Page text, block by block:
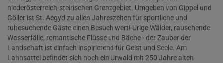
niederösterreich-steirischen Grenzgebiet. Umgeben von Gippel und
Göller ist St. Aegyd zu allen Jahreszeiten für sportliche und
ruhesuchende Gäste einen Besuch wert! Urige Wälder, rauschende
Wasserfälle, romantische Flüsse und Bäche - der Zauber der
Landschaft ist einfach inspirierend für Geist und Seele. Am
Lahnsattel befindet sich noch ein Urwald mit 250 Jahre alten